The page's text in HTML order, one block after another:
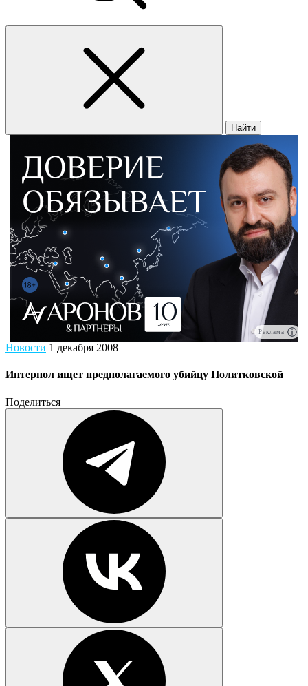
Найти
Реклама
Новости 1 декабря 2008
Интерпол ищет предполагаемого убийцу Политковской
Поделиться